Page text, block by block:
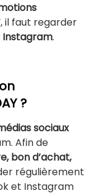
il faut regarder
Instagram.
?
sociaux
Afin de
bon d’achat,
régulièrement
et Instagram